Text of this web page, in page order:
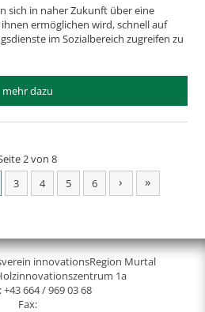
sich in naher Zukunft über eine
ermöglichen wird, schnell auf
im Sozialbereich zugreifen zu
mehr dazu
2 von 8
3 4 5 6 › »
innovationsRegion Murtal
1a
+43 664 / 969 03 68
Fax: